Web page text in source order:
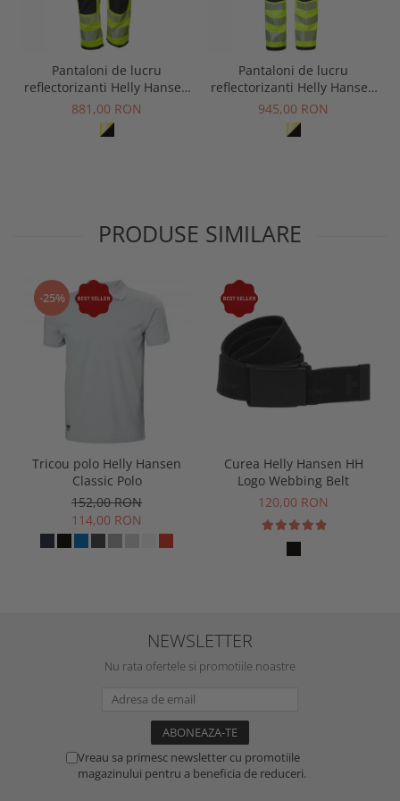
Pantaloni de lucru
reflectorizanti Helly Hansen
ICU Construction CL1
881,00 RON
Pantaloni de lucru
reflectorizanti Helly Hansen
ICU Construction CL2
945,00 RON
PRODUSE SIMILARE
-25%
Tricou polo Helly Hansen
Classic Polo
152,00 RON
114,00 RON
Curea Helly Hansen HH
Logo Webbing Belt
120,00 RON
NEWSLETTER
Nu rata ofertele si promotiile noastre
Vreau sa primesc newsletter cu promotiile
magazinului pentru a beneficia de reduceri.